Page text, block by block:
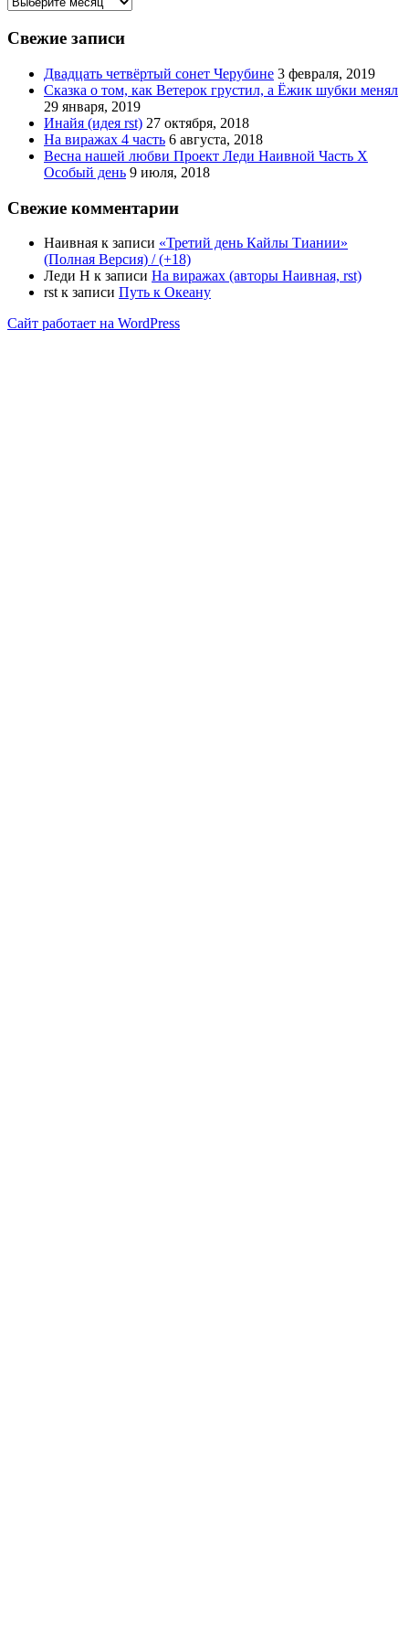
Свежие записи
Двадцать четвёртый сонет Черубине 3 февраля, 2019
Сказка о том, как Ветерок грустил, а Ёжик шубки менял
29 января, 2019
Инайя (идея rst) 27 октября, 2018
На виражах 4 часть 6 августа, 2018
Весна нашей любви Проект Леди Наивной Часть Х
Особый день 9 июля, 2018
Свежие комментарии
Наивная к записи «Третий день Кайлы Тиании»
(Полная Версия) / (+18)
Леди Н к записи На виражах (авторы Наивная, rst)
rst к записи Путь к Океану
Сайт работает на WordPress